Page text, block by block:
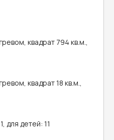
квадрат 794 кв.м.,
квадрат 18 кв.м.,
для детей: 11